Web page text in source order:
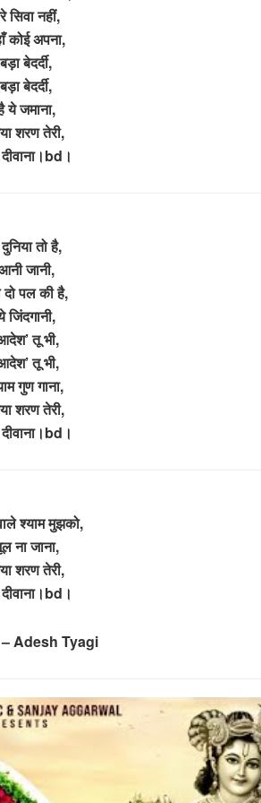
सिवा नहीं,
कोई अपना,
बड़ा बेदर्दी,
बड़ा बेदर्दी,
ये जमाना,
शरण तेरी,
तो है,
जानी,
पल की है,
जिंदगानी,
तू भी,
तू भी,
गुण गाना,
शरण तेरी,
श्याम मुझको,
ना जाना,
शरण तेरी,
Adesh Tyagi